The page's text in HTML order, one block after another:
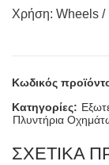
Χρήση: Wheels /
Κωδικός
Κατηγορίες:
Πλυντήρια
ΣΧΕΤΙΚΑ